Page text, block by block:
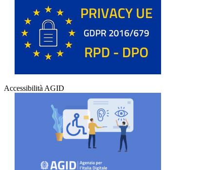
Accessibilità AGID